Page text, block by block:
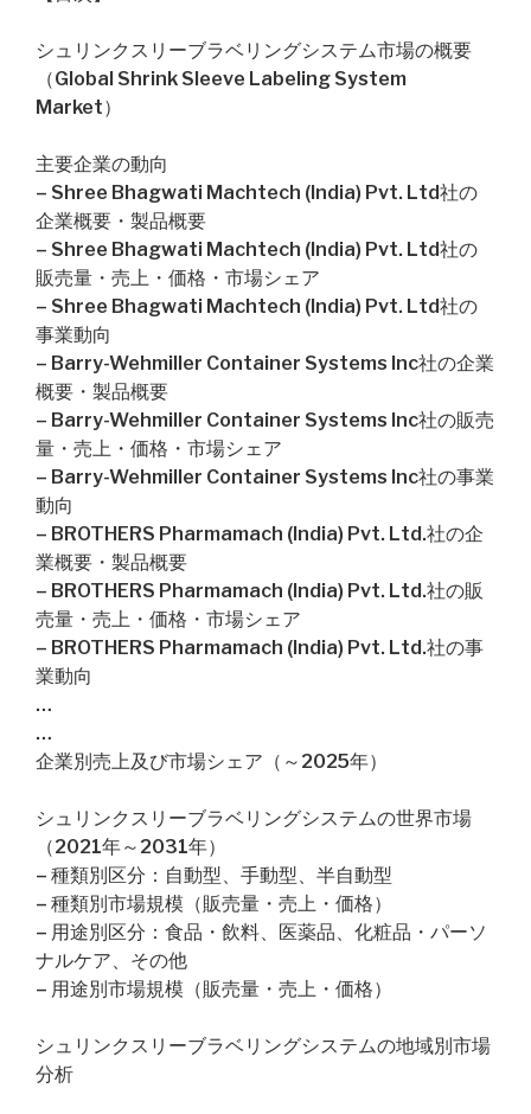
シュリンクスリーブラベリングシステム市場の概要
（Global Shrink Sleeve Labeling System
Market）
主要企業の動向
– Shree Bhagwati Machtech (India) Pvt. Ltd社の
企業概要・製品概要
– Shree Bhagwati Machtech (India) Pvt. Ltd社の
販売量・売上・価格・市場シェア
– Shree Bhagwati Machtech (India) Pvt. Ltd社の
事業動向
– Barry-Wehmiller Container Systems Inc社の企業
概要・製品概要
– Barry-Wehmiller Container Systems Inc社の販売
量・売上・価格・市場シェア
– Barry-Wehmiller Container Systems Inc社の事業
動向
– BROTHERS Pharmamach (India) Pvt. Ltd.社の企
業概要・製品概要
– BROTHERS Pharmamach (India) Pvt. Ltd.社の販
売量・売上・価格・市場シェア
– BROTHERS Pharmamach (India) Pvt. Ltd.社の事
業動向
…
…
企業別売上及び市場シェア（～2025年）
シュリンクスリーブラベリングシステムの世界市場
（2021年～2031年）
– 種類別区分：自動型、手動型、半自動型
– 種類別市場規模（販売量・売上・価格）
– 用途別区分：食品・飲料、医薬品、化粧品・パーソ
ナルケア、その他
– 用途別市場規模（販売量・売上・価格）
シュリンクスリーブラベリングシステムの地域別市場
分析